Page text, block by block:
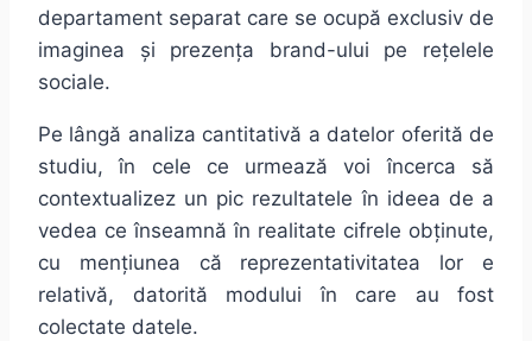
departament separat care se ocupă exclusiv de
imaginea și prezența brand-ului pe rețelele
sociale.
Pe lângă analiza cantitativă a datelor oferită de
studiu, în cele ce urmează voi încerca să
contextualizez un pic rezultatele în ideea de a
vedea ce înseamnă în realitate cifrele obținute,
cu mențiunea că reprezentativitatea lor e
relativă, datorită modului în care au fost
colectate datele.